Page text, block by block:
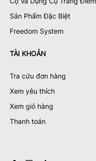
Sản Phẩm Đặc Biệt
Freedom System
TÀI KHOẢN
Tra cứu đơn hàng
Xem yêu thích
Xem giỏ hàng
Thanh toán